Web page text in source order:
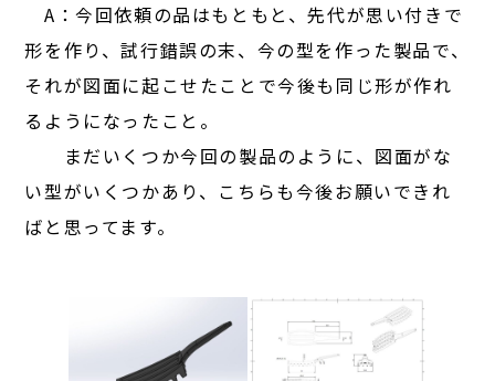
A：今回依頼の品はもともと、先代が思い付きで
形を作り、試行錯誤の末、今の型を作った製品で、
それが図面に起こせたことで今後も同じ形が作れ
るようになったこと。
まだいくつか今回の製品のように、図面がな
い型がいくつかあり、こちらも今後お願いできれ
ばと思ってます。